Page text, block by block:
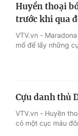
Điện ảnh
Âm nhạc
Sao
Huyền thoại
trước khi qua
VTV.vn -
mổ để lấy những
Cựu danh thủ
VTV.vn - Huyền
có một cục máu